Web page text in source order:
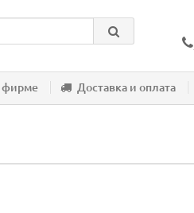
Доставка и оплата